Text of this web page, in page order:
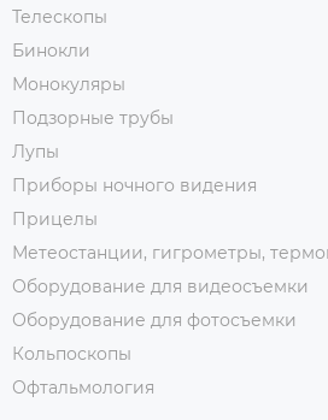
Телескопы
Бинокли
Монокуляры
Подзорные трубы
Лупы
Приборы ночного видения
Прицелы
Метеостанции, гигрометры,
Оборудование для видеосъемки
Оборудование для фотосъемки
Кольпоскопы
Офтальмология